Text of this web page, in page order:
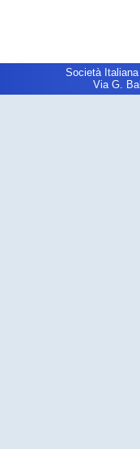
Società
Via G.